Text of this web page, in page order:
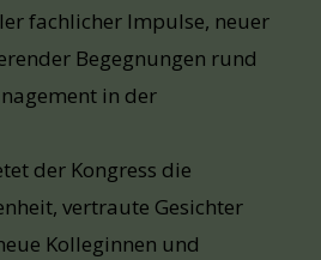
fachlicher Impulse, neuer
Begegnungen rund
in der
der Kongress die
vertraute Gesichter
Kolleginnen und